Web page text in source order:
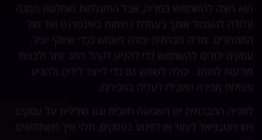
הוא רוצה להשתמש במדיה, אבל התעלמות מוחלטת ממנה
עלולה להעמיד אותך בעמדת נחיתות באינטרנט ואל מול
המתחרים. מדיה חברתית יכולה לשמש ככלי שיווקי יעיל.
עסקים יכולים להשתמש כדי להגיע לקהל רחב יותר ולבנות
מודעות למותג. יכולה לשמש גם כדי לייצר לידים ולהניע
פעולות מכירה שיובילו לעליה במכירות.
למדיה החברתית יש השפעה חיובית וגם שלילית על עסקים
ויש פוטנציאל לעזור או לפגוע בעסקים, תלוי איך משתמשים